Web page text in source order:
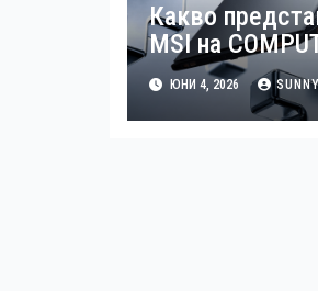
Какво
MSI на
2026
ЮНИ 4, 2026